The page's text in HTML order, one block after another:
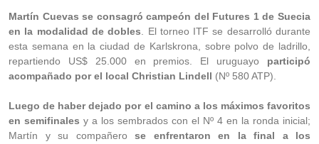
Martín Cuevas se consagró campeón del Futures 1 de Suecia
en la modalidad de dobles . El torneo ITF se desarrolló durante
esta semana en la ciudad de Karlskrona, sobre polvo de ladrillo,
repartiendo US$ 25.000 en premios. El uruguayo participó
acompañado por el local Christian Lindell (Nº 580 ATP).
Luego de haber dejado por el camino a los máximos favoritos
en semifinales y a los sembrados con el Nº 4 en la ronda inicial;
Martín y su compañero se enfrentaron en la final a los